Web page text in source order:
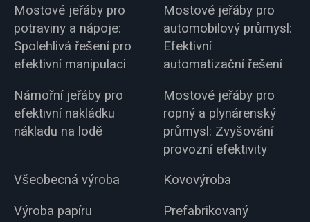
Mostové jeřáby pro
potraviny a nápoje:
Spolehlivá řešení pro
efektivní manipulaci
Mostové jeřáby pro
automobilový průmysl:
Efektivní
automatizační řešení
Námořní jeřáby pro
efektivní nakládku
nákladu na lodě
Mostové jeřáby pro
ropný a plynárenský
průmysl: Zvyšování
provozní efektivity
Všeobecná výroba
Kovovýroba
Výroba papíru
Prefabrikovaný